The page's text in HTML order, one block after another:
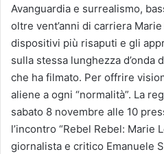
Avanguardia e surrealismo,
oltre vent’anni di carriera
dispositivi più risaputi e gli
sulla stessa lunghezza
che ha filmato. Per offrire
aliene a ogni “normalità”. La
sabato 8 novembre alle 10
l’incontro “Rebel Rebel: Marie
giornalista e critico Emanuele